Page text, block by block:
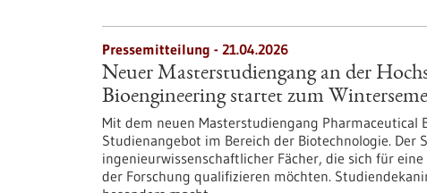
Pressemitteilung - 21.04.2026
Neuer Masterstudiengang an der
Bioengineering startet zum
Mit dem neuen Masterstudiengang
Studienangebot im Bereich der Biotechnologie.
ingenieurwissenschaftlicher Fächer, die sich für
der Forschung qualifizieren möchten.